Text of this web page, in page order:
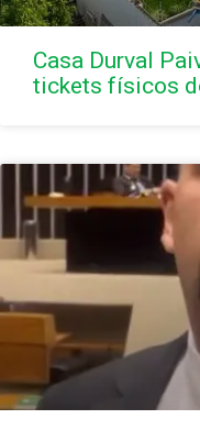
Casa Durval
tickets físicos